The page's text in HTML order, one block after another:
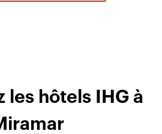
les hôtels IHG à